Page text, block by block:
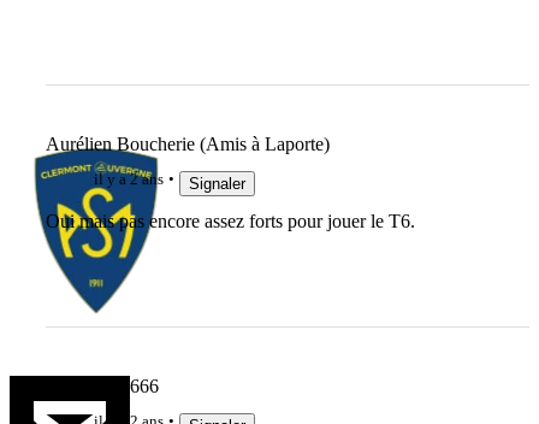
Aurélien Boucherie (Amis à Laporte)
il y a 2 ans Signaler
Oui mais pas encore assez forts pour jouer le T6.
Barbenoire666